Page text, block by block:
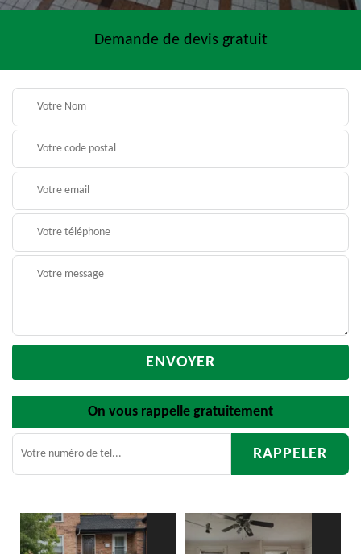
Demande de devis gratuit
On vous rappelle gratuitement